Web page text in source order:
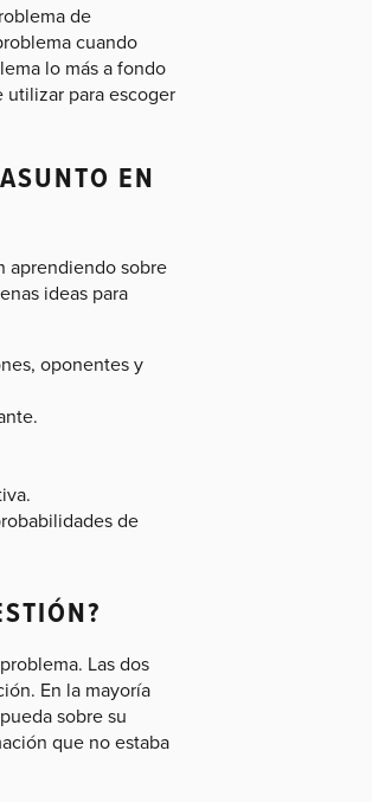
de
cuando
lo más a fondo
para escoger
EN
aprendiendo sobre
ideas para
oponentes y
de
Las dos
En la mayoría
sobre su
que no estaba